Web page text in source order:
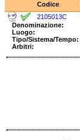
Codice
2105013C
Denominazione:
Luogo:
Tipo/Sistema/Tempo:
Arbitri: